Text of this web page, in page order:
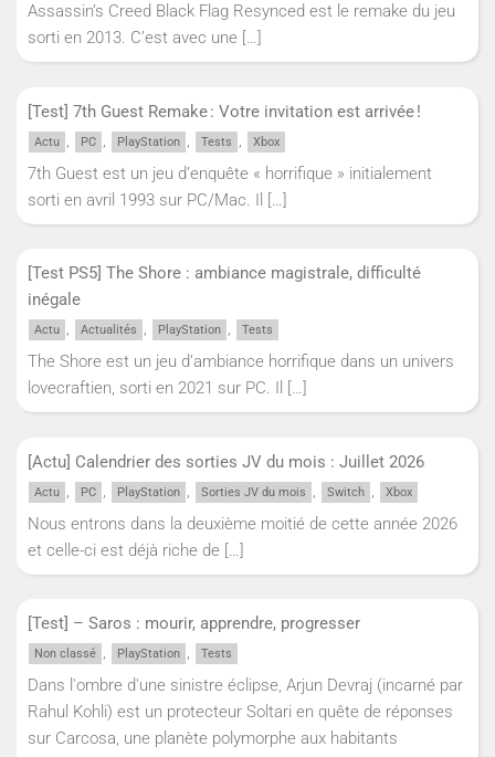
Assassin’s Creed Black Flag Resynced est le remake du jeu
sorti en 2013. C’est avec une […]
[Test] 7th Guest Remake : Votre invitation est arrivée !
Actu PC PlayStation Tests Xbox
7th Guest est un jeu d’enquête « horrifique » initialement
sorti en avril 1993 sur PC/Mac. Il […]
[Test PS5] The Shore : ambiance magistrale, difficulté
inégale
Actu , Actualités , PlayStation , Tests
The Shore est un jeu d’ambiance horrifique dans un univers
lovecraftien, sorti en 2021 sur PC. Il […]
[Actu] Calendrier des sorties JV du mois : Juillet 2026
Actu PC PlayStation Sorties JV du mois Switch Xbox
Nous entrons dans la deuxième moitié de cette année 2026
et celle-ci est déjà riche de […]
[Test] – Saros : mourir, apprendre, progresser
Non classé , PlayStation , Tests
Dans l'ombre d'une sinistre éclipse, Arjun Devraj (incarné par
Rahul Kohli) est un protecteur Soltari en quête de réponses
sur Carcosa, une planète polymorphe aux habitants